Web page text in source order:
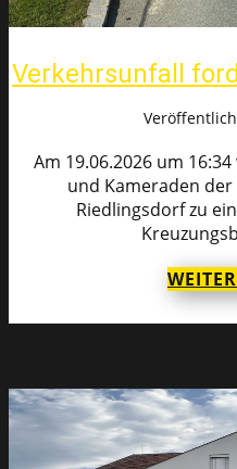
Verkehrsunfall
Am 19.06.2026 um
und Kameraden
Riedlingsdorf zu